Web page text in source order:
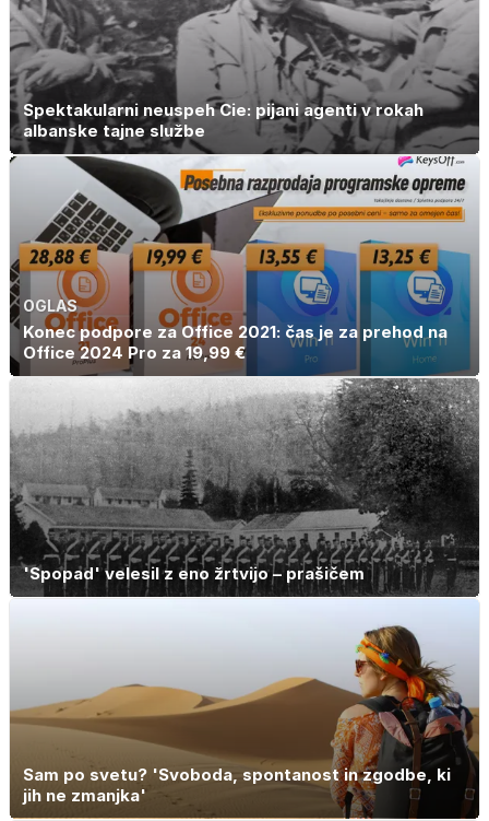
Spektakularni neuspeh Cie: pijani agenti v rokah
albanske tajne službe
OGLAS
Konec podpore za Office 2021: čas je za prehod na
Office 2024 Pro za 19,99 €
'Spopad' velesil z eno žrtvijo – prašičem
Sam po svetu? 'Svoboda, spontanost in zgodbe, ki
jih ne zmanjka'